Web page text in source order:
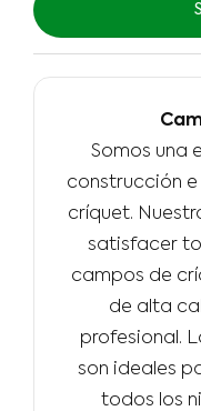
Somos una
construcción
críquet.
satisfacer
campos de
de alta
profesional.
son ideales
todos los